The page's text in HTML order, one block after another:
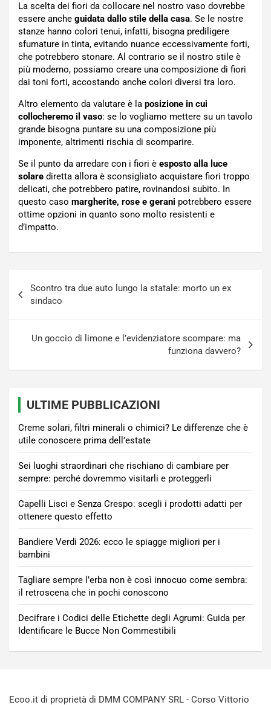
La scelta dei fiori da collocare nel nostro vaso dovrebbe
essere anche guidata dallo stile della casa. Se le nostre
stanze hanno colori tenui, infatti, bisogna prediligere
sfumature in tinta, evitando nuance eccessivamente forti,
che potrebbero stonare. Al contrario se il nostro stile è
più moderno, possiamo creare una composizione di fiori
dai toni forti, accostando anche colori diversi tra loro.
Altro elemento da valutare è la posizione in cui
collocheremo il vaso: se lo vogliamo mettere su un tavolo
grande bisogna puntare su una composizione più
imponente, altrimenti rischia di scomparire.
Se il punto da arredare con i fiori è esposto alla luce
solare diretta allora è sconsigliato acquistare fiori troppo
delicati, che potrebbero patire, rovinandosi subito. In
questo caso margherite, rose e gerani potrebbero essere
ottime opzioni in quanto sono molto resistenti e
d’impatto.
articoli
Scontro tra due auto lungo la statale: morto un ex
sindaco
Un goccio di limone e l’evidenziatore scompare: ma
funziona davvero?
ULTIME PUBBLICAZIONI
Creme solari, filtri minerali o chimici? Le differenze che è
utile conoscere prima dell’estate
Sei luoghi straordinari che rischiano di cambiare per
sempre: perché dovremmo visitarli e proteggerli
Capelli Lisci e Senza Crespo: scegli i prodotti adatti per
ottenere questo effetto
Bandiere Verdi 2026: ecco le spiagge migliori per i
bambini
Tagliare sempre l’erba non è così innocuo come sembra:
il retroscena che in pochi conoscono
Decifrare i Codici delle Etichette degli Agrumi: Guida per
Identificare le Bucce Non Commestibili
Ecoo.it di proprietà di DMM COMPANY SRL - Corso Vittorio